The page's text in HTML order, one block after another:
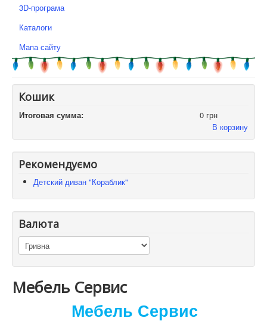
3D-програма
Каталоги
Мапа сайту
Кошик
Итоговая сумма:
0 грн
В корзину
Рекомендуємо
Детский диван "Кораблик"
Валюта
Мебель Сервис
Мебель Сервис